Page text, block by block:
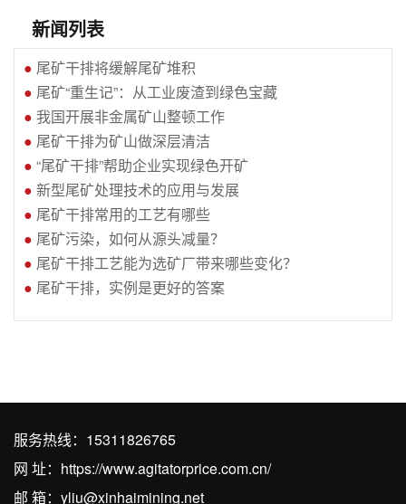
新闻列表
● 尾矿干排将缓解尾矿堆积
● 尾矿“重生记”：从工业废渣到绿色宝藏
● 我国开展非金属矿山整顿工作
● 尾矿干排为矿山做深层清洁
● “尾矿干排”帮助企业实现绿色开矿
● 新型尾矿处理技术的应用与发展
● 尾矿干排常用的工艺有哪些
● 尾矿污染，如何从源头减量？
● 尾矿干排工艺能为选矿厂带来哪些变化？
● 尾矿干排，实例是更好的答案
服务热线： 15311826765
网 址： https://www.agitatorprice.com.cn/
邮 箱： yliu@xinhaimining.net